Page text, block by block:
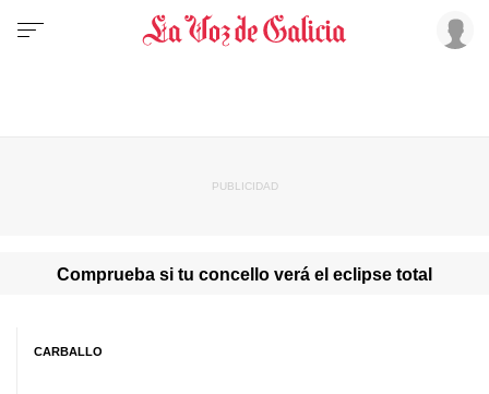
Comprueba si tu concello verá el eclipse total
CARBALLO